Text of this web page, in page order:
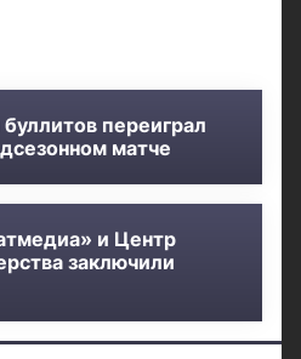
переиграл
матче
и Центр
заключили